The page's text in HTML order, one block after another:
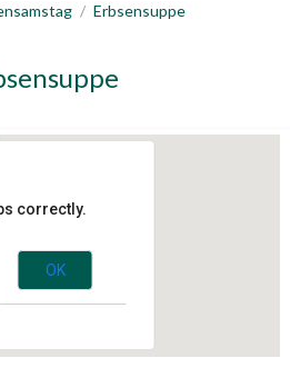
/ Erbsensuppe
correctly.
OK